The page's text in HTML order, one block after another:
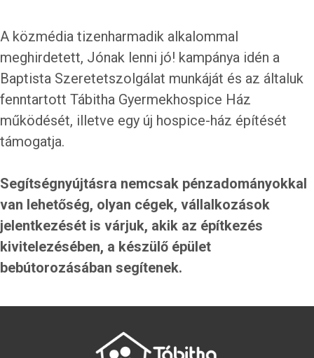
A közmédia tizenharmadik alkalommal
meghirdetett, Jónak lenni jó! kampánya idén a
Baptista Szeretetszolgálat munkáját és az általuk
fenntartott Tábitha Gyermekhospice Ház
működését, illetve egy új hospice-ház építését
támogatja.
Segítségnyújtásra nemcsak pénzadományokkal
van lehetőség, olyan cégek, vállalkozások
jelentkezését is várjuk, akik az építkezés
kivitelezésében, a készülő épület
bebútorozásában segítenek.